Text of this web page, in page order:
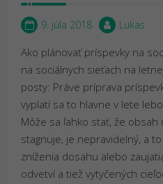
9. júla 2018 Lukas
Ako plánovať príspevky na
na sociálnych sieťach na
posty: Práve príprava
vyplatí sa to hlavne v lete
Môže sa ľahko stať, že obsah
stagnuje, je nepravidelný, a
zníženia dosahu alebo
odvetví a tiež vytyčených